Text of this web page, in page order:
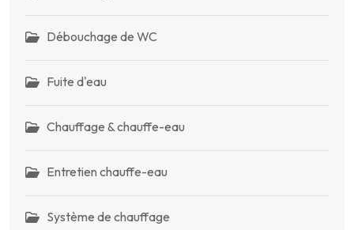
Débouchage de WC
Fuite d'eau
Chauffage & chauffe-eau
Entretien chauffe-eau
Système de chauffage